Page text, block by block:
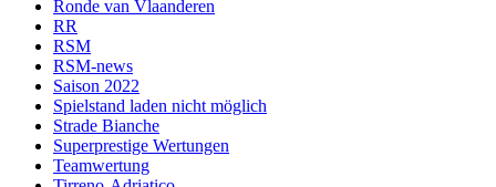
Ronde van Vlaanderen
RR
RSM
RSM-news
Saison 2022
Spielstand laden nicht möglich
Strade Bianche
Superprestige Wertungen
Teamwertung